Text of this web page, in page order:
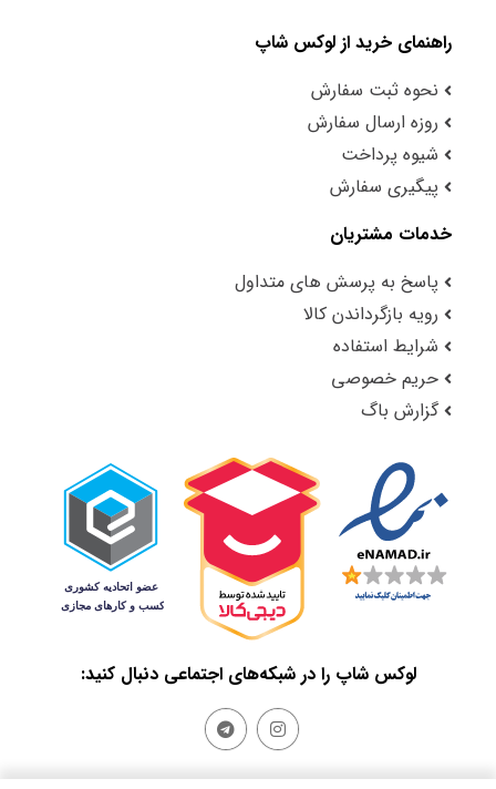
راهنمای خرید از لوکس شاپ
نحوه ثبت سفارش
روزه ارسال سفارش
شیوه پرداخت
پیگیری سفارش
خدمات مشتریان
پاسخ به پرسش های متداول
رویه بازگرداندن کالا
شرایط استفاده
حریم خصوصی
گزارش باگ
لوکس شاپ را در شبکه‌های اجتماعی دنبال کنید: